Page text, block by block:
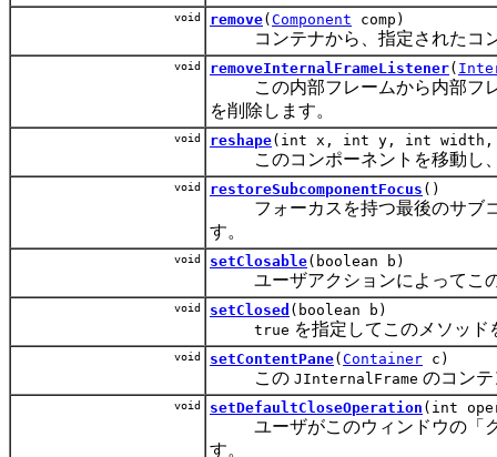
void remove( Component comp)
コンテナから、指定されたコン
void removeInternalFrameListener(
この内部フレームから内部フレ
を削除します。
void reshape(int x, int y, int width,
このコンポーネントを移動し、
void restoreSubcomponentFocus ()
フォーカスを持つ最後のサブコ
す。
void setClosable(boolean b)
ユーザアクションによってこ
void setClosed (boolean b)
true を指定してこのメソッ
void setContentPane( Container c)
この JInternalFrame のコン
void setDefaultCloseOperation (int
ユーザがこのウィンドウの「ク
す。